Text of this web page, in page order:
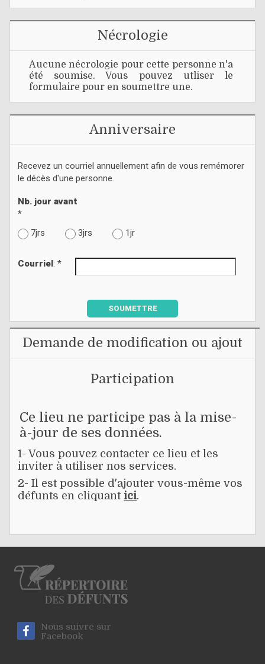
Nécrologie
Aucune nécrologie pour cette personne n'a
été soumise. Vous pouvez utliser le
formulaire pour en soumettre une.
Anniversaire
Recevez un courriel annuellement afin de vous remémorer
le décès d'une personne.
Nb. jour avant
*
7jrs
3jrs 1jr
Courriel : *
SOUMETTRE
Demande de modification ou ajout
Participation
Ce lieu ne participe pas à la mise-
à-jour de ses données.
1- Vous pouvez contacter ce lieu et les
inviter à utiliser nos services.
2- Il est possible d'ajouter vous-même vos
défunts en cliquant ici.
Nous suivre sur
Facebook